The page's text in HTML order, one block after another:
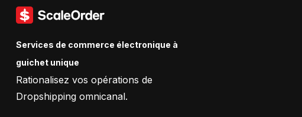
Services de commerce électronique à
guichet unique
Rationalisez vos opérations de
Dropshipping omnicanal.